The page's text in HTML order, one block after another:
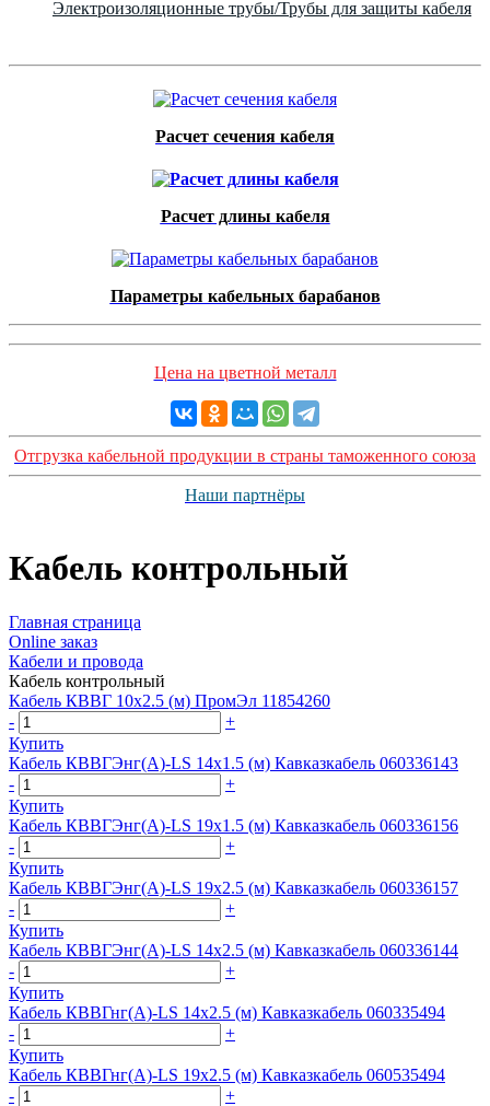
Электроизоляционные трубы/Трубы для защиты кабеля
Расчет сечения кабеля
Расчет длины кабеля
Параметры кабельных барабанов
Цена на цветной металл
Отгрузка кабельной продукции в страны таможенного союза
Наши партнёры
Кабель контрольный
Главная страница
Оnline заказ
Кабели и провода
Кабель контрольный
Кабель КВВГ 10х2.5 (м) ПромЭл 11854260
-
+
Купить
Кабель КВВГЭнг(А)-LS 14х1.5 (м) Кавказкабель 060336143
-
+
Купить
Кабель КВВГЭнг(А)-LS 19х1.5 (м) Кавказкабель 060336156
-
+
Купить
Кабель КВВГЭнг(А)-LS 19х2.5 (м) Кавказкабель 060336157
-
+
Купить
Кабель КВВГЭнг(А)-LS 14х2.5 (м) Кавказкабель 060336144
-
+
Купить
Кабель КВВГнг(А)-LS 14х2.5 (м) Кавказкабель 060335494
-
+
Купить
Кабель КВВГнг(А)-LS 19х2.5 (м) Кавказкабель 060535494
-
+